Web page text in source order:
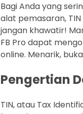
Bagi Anda yang
alat pemasaran,
jangan khawatir!
FB Pro dapat
online. Menarik,
Pengertian
TIN, atau Tax